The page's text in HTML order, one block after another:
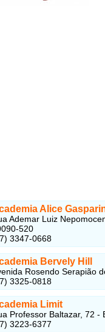
Alice
Ademar Luiz
520
3347-0668
Bervely Hill
Rosendo Serapião
3325-0818
Limit
Professor Baltazar, 72 -
3223-6377